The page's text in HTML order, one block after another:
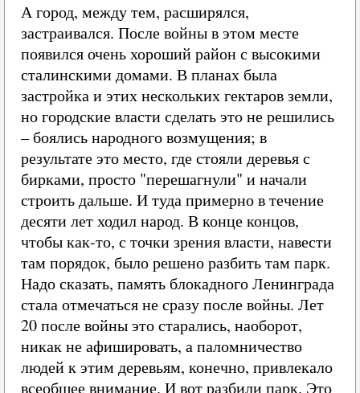
А город, между тем, расширялся,
застраивался. После войны в этом месте
появился очень хороший район с высокими
сталинскими домами. В планах была
застройка и этих нескольких гектаров земли,
но городские власти сделать это не решились
– боялись народного возмущения; в
результате это место, где стояли деревья с
бирками, просто "перешагнули" и начали
строить дальше. И туда примерно в течение
десяти лет ходил народ. В конце концов,
чтобы как-то, с точки зрения власти, навести
там порядок, было решено разбить там парк.
Надо сказать, память блокадного Ленинграда
стала отмечаться не сразу после войны. Лет
20 после войны это старались, наоборот,
никак не афишировать, а паломничество
людей к этим деревьям, конечно, привлекало
всеобщее внимание. И вот разбили парк. Это